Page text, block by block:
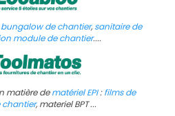
de chantier,sanitaire de
module de chantier....
matière dematériel EPI:films de
, materiel BPT ...